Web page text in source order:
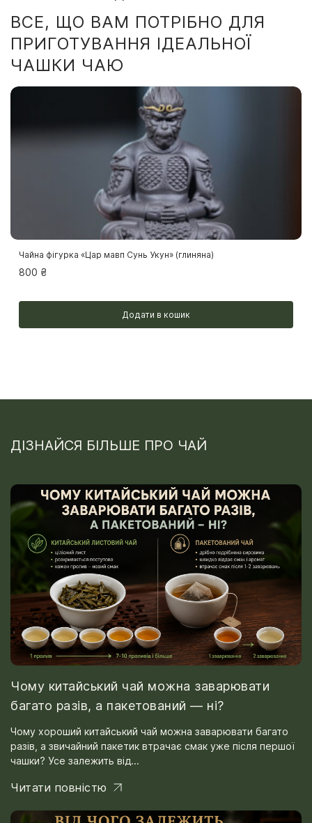
ВСЕ, ЩО ВАМ ПОТРІБНО ДЛЯ
ПРИГОТУВАННЯ ІДЕАЛЬНОЇ
ЧАШКИ ЧАЮ
Чайна фігурка «Цар мавп Сунь Укун» (глиняна)
800 ₴
Додати в кошик
ДІЗНАЙСЯ БІЛЬШЕ ПРО ЧАЙ
Чому китайський чай можна заварювати
багато разів, а пакетований — ні?
Чому хороший китайський чай можна заварювати багато
разів, а звичайний пакетик втрачає смак уже після першої
чашки? Усе залежить від...
Читати повністю